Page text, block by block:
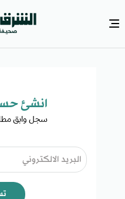
انشئ
سجل وابق